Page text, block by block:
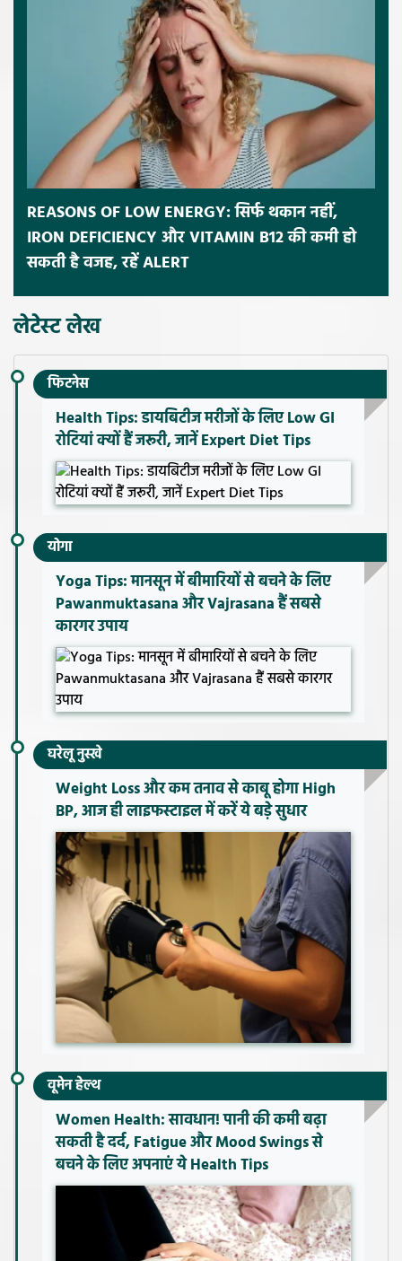
REASONS OF LOW ENERGY: सिर्फ थकान नहीं,
IRON DEFICIENCY और VITAMIN B12 की कमी हो
सकती है वजह, रहें ALERT
लेटेस्ट लेख
फिटनेस
Health Tips: डायबिटीज मरीजों के लिए Low GI
रोटियां क्यों हैं जरूरी, जानें Expert Diet Tips
योगा
Yoga Tips: मानसून में बीमारियों से बचने के लिए
Pawanmuktasana और Vajrasana हैं सबसे
कारगर उपाय
घरेलू नुस्खे
Weight Loss और कम तनाव से काबू होगा High
BP, आज ही लाइफस्टाइल में करें ये बड़े सुधार
वूमेन हेल्थ
Women Health: सावधान! पानी की कमी बढ़ा
सकती है दर्द, Fatigue और Mood Swings से
बचने के लिए अपनाएं ये Health Tips